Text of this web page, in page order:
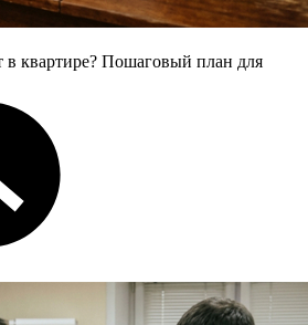
в квартире? Пошаговый план для